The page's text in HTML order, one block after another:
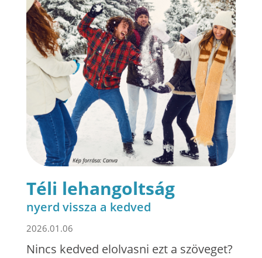
Téli lehangoltság
nyerd vissza a kedved
2026.01.06
Nincs kedved elolvasni ezt a szöveget?